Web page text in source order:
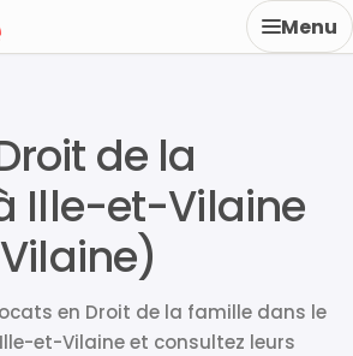
Menu
de la
Ille-et-Vilaine
en Droit de la famille dans le
et-Vilaine et consultez leurs